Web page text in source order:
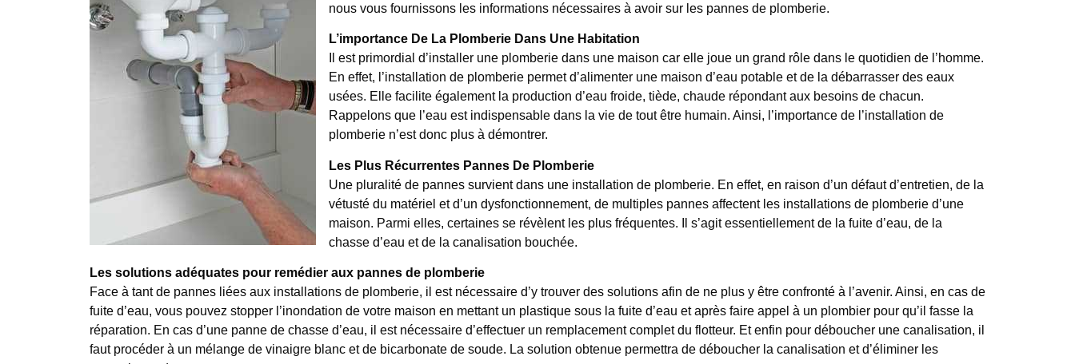
nous vous fournissons les informations nécessaires à avoir sur les pannes de plomberie.
L’importance De La Plomberie Dans Une Habitation
Il est primordial d’installer une plomberie dans une maison car elle joue un grand rôle dans le quotidien de l’homme.
En effet, l’installation de plomberie permet d’alimenter une maison d’eau potable et de la débarrasser des eaux
usées. Elle facilite également la production d’eau froide, tiède, chaude répondant aux besoins de chacun.
Rappelons que l’eau est indispensable dans la vie de tout être humain. Ainsi, l’importance de l’installation de
plomberie n’est donc plus à démontrer.
Les Plus Récurrentes Pannes De Plomberie
Une pluralité de pannes survient dans une installation de plomberie. En effet, en raison d’un défaut d’entretien, de la
vétusté du matériel et d’un dysfonctionnement, de multiples pannes affectent les installations de plomberie d’une
maison. Parmi elles, certaines se révèlent les plus fréquentes. Il s’agit essentiellement de la fuite d’eau, de la
chasse d’eau et de la canalisation bouchée.
Les solutions adéquates pour remédier aux pannes de plomberie
Face à tant de pannes liées aux installations de plomberie, il est nécessaire d’y trouver des solutions afin de ne plus y être confronté à l’avenir. Ainsi, en cas de
fuite d’eau, vous pouvez stopper l’inondation de votre maison en mettant un plastique sous la fuite d’eau et après faire appel à un plombier pour qu’il fasse la
réparation. En cas d’une panne de chasse d’eau, il est nécessaire d’effectuer un remplacement complet du flotteur. Et enfin pour déboucher une canalisation, il
faut procéder à un mélange de vinaigre blanc et de bicarbonate de soude. La solution obtenue permettra de déboucher la canalisation et d’éliminer les